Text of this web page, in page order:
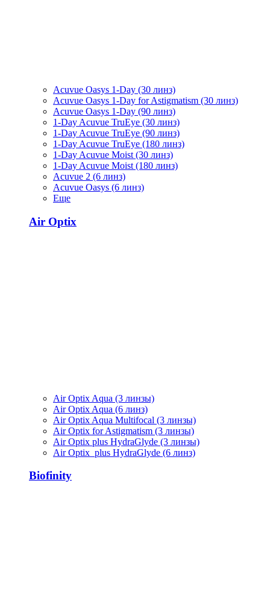
Acuvue Oasys 1-Day (30 линз)
Acuvue Oasys 1-Day for Astigmatism (30 линз)
Acuvue Oasys 1-Day (90 линз)
1-Day Acuvue TruEye (30 линз)
1-Day Acuvue TruEye (90 линз)
1-Day Acuvue TruEye (180 линз)
1-Day Acuvue Moist (30 линз)
1-Day Acuvue Moist (180 линз)
Acuvue 2 (6 линз)
Acuvue Oasys (6 линз)
Еще
Air Optix
Air Optix Aqua (3 линзы)
Air Optix Aqua (6 линз)
Air Optix Aqua Multifocal (3 линзы)
Air Optix for Astigmatism (3 линзы)
Air Optix plus HydraGlyde (3 линзы)
Air Optix plus HydraGlyde (6 линз)
Biofinity